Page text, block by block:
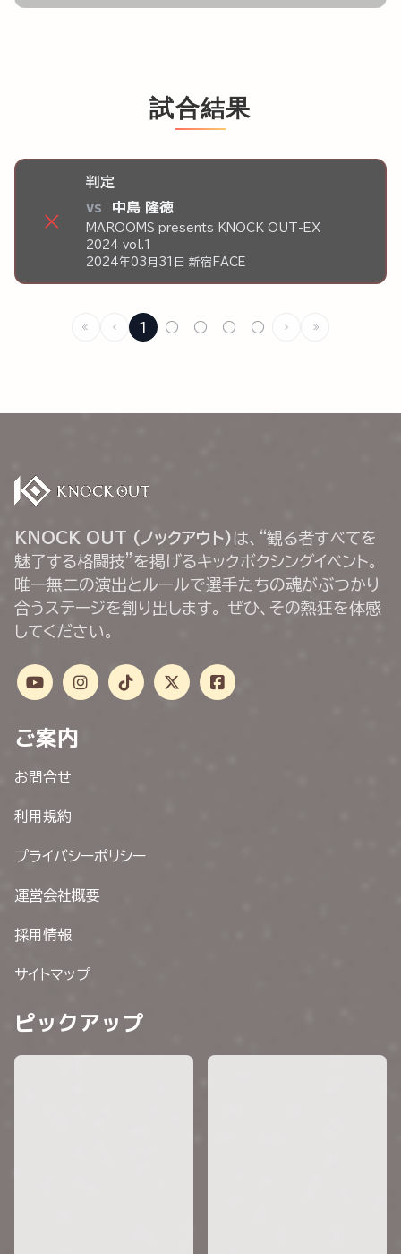
試合結果
×
判定
vs 中島 隆徳
MAROOMS presents KNOCK OUT-EX
2024 vol.1
2024年03月31日 新宿FACE
1 ○ ○ ○ ○
KNOCK OUT (ノックアウト) は、“観る者すべてを
魅了する格闘技”を掲げるキックボクシングイベント。
唯一無二の演出とルールで選手たちの魂がぶつかり
合うステージを創り出します。 ぜひ、その熱狂を体感
してください。
ご案内
お問合せ
利用規約
プライバシーポリシー
運営会社概要
採用情報
サイトマップ
ピックアップ